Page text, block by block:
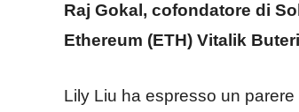
Raj Gokal, cofondatore di
Ethereum (ETH) Vitalik
Lily Liu ha espresso un